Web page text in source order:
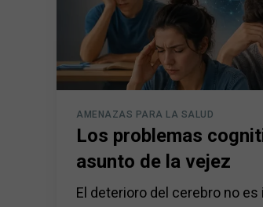
AMENAZAS PARA LA SALUD
Los problemas
asunto de la vejez
El deterioro del cerebro no